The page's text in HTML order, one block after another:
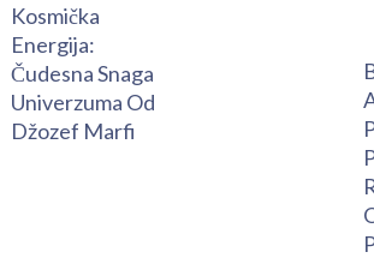
Kosmička
Energija:
Čudesna Snaga
Univerzuma Od
Džozef Marfi